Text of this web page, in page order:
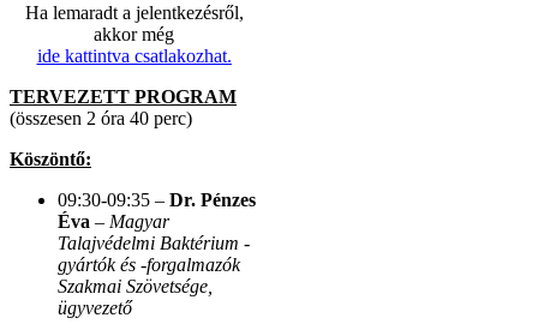
Ha lemaradt a jelentkezésről,
akkor még
ide kattintva csatlakozhat.
TERVEZETT PROGRAM
(összesen 2 óra 40 perc)
Köszöntő:
09:30-09:35 – Dr. Pénzes
Éva – Magyar
Talajvédelmi Baktérium -
gyártók és -forgalmazók
Szakmai Szövetsége,
ügyvezető